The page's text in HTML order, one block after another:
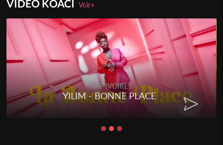
VIDEO KOACIVoir+
RAP IVOIRE
YILIM - BONNE PLACE